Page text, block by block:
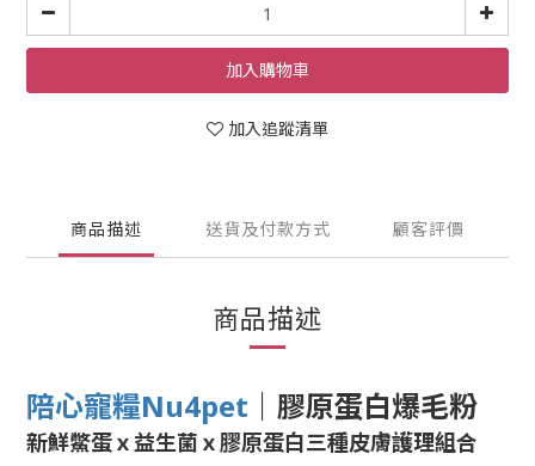
加入購物車
加入追蹤清單
商品描述 送貨及付款方式 顧客評價
商品描述
陪心寵糧Nu4pet ｜ 膠原蛋白爆毛粉
新鮮鱉蛋ｘ益生菌ｘ膠原蛋白三種皮膚護理組合